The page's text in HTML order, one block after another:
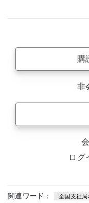
購
非
ログ
関連ワード： 全国支社局